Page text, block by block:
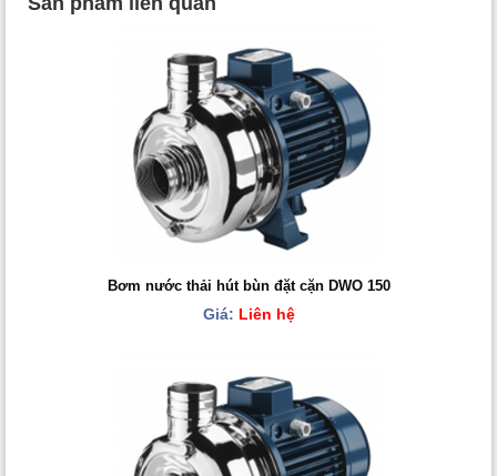
Bơm nước thải hút bùn đặt cặn DWO 150
Giá: Liên hệ